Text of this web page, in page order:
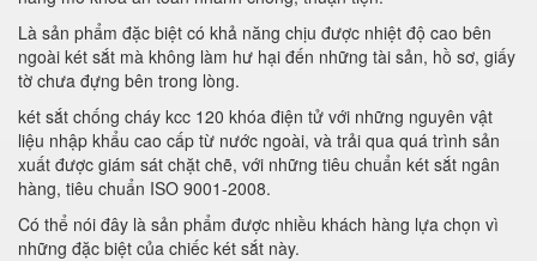
Là sản phẩm đặc biệt có khả năng chịu được nhiệt độ cao bên
ngoài két sắt mà không làm hư hại đến những tài sản, hồ sơ, giấy
tờ chưa đựng bên trong lòng.
két sắt chống cháy kcc 120 khóa điện tử với những nguyên vật
liệu nhập khẩu cao cấp từ nước ngoài, và trải qua quá trình sản
xuất được giám sát chặt chẽ, với những tiêu chuẩn két sắt ngân
hàng, tiêu chuẩn ISO 9001-2008.
Có thể nói đây là sản phẩm được nhiều khách hàng lựa chọn vì
những đặc biệt của chiếc két sắt này.